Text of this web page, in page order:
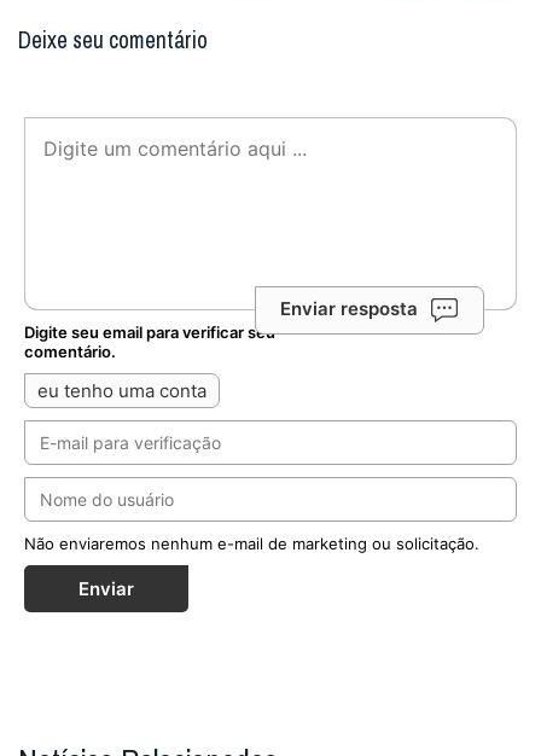
Deixe seu comentário
Enviar resposta
Digite seu email para verificar seu
comentário.
eu tenho uma conta
Não enviaremos nenhum e-mail de marketing ou solicitação.
Enviar